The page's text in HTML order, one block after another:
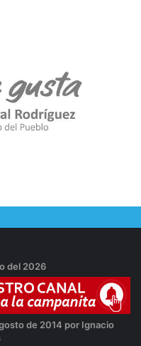
del 2026
de 2014 por Ignacio